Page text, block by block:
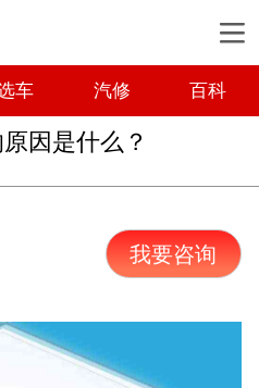
车 汽修 百科
因是什么？
我要咨询